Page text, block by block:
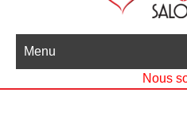
Menu
Nous